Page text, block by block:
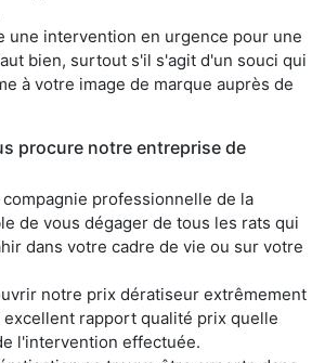
une intervention en urgence pour une
bien, surtout s'il s'agit d'un souci qui
à votre image de marque auprès de
procure notre entreprise de
professionnelle de la
de vous dégager de tous les rats qui
dans votre cadre de vie ou sur votre
notre prix dératiseur extrêmement
rapport qualité prix quelle
l'intervention effectuée.